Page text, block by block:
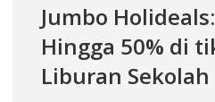
Jumbo
Hingga 50% di
Liburan Sekolah